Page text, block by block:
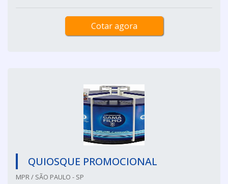
Cotar agora
QUIOSQUE PROMOCIONAL
MPR / SÃO PAULO - SP